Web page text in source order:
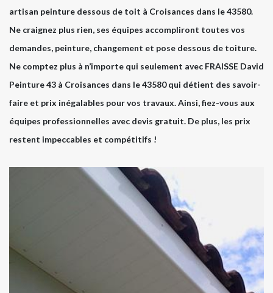
artisan peinture dessous de toit à Croisances dans le 43580.
Ne craignez plus rien, ses équipes accompliront toutes vos
demandes, peinture, changement et pose dessous de toiture.
Ne comptez plus à n’importe qui seulement avec FRAISSE David
Peinture 43 à Croisances dans le 43580 qui détient des savoir-
faire et prix inégalables pour vos travaux. Ainsi, fiez-vous aux
équipes professionnelles avec devis gratuit. De plus, les prix
restent impeccables et compétitifs !